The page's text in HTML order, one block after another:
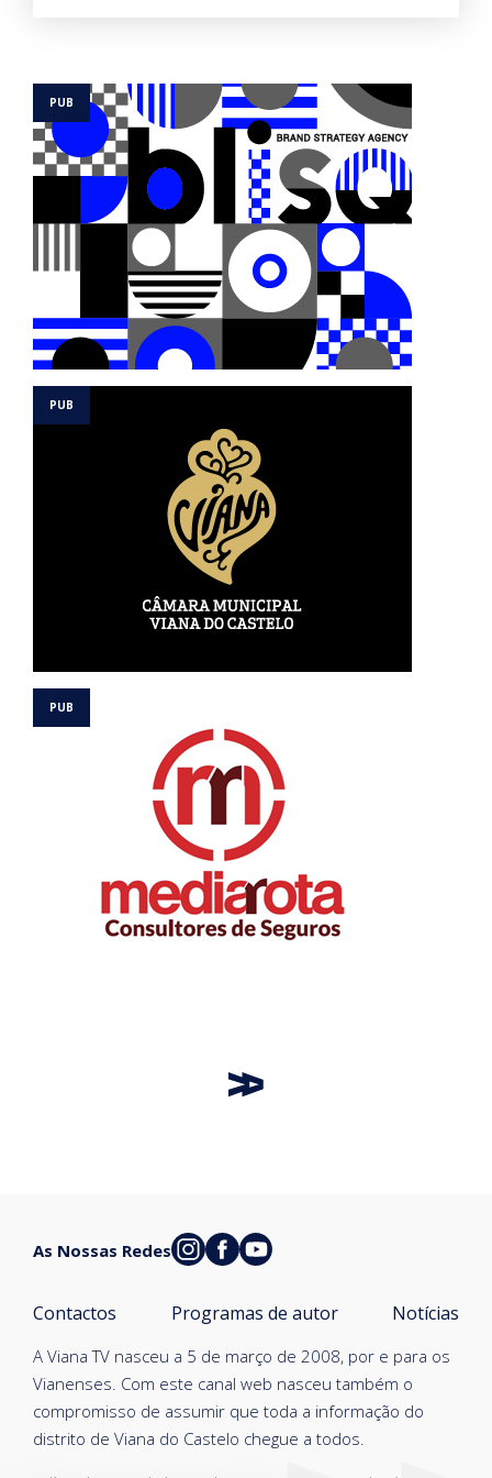
A Viana TV nasceu a 5 de março de 2008, por e para os
Vianenses. Com este canal web nasceu também o
compromisso de assumir que toda a informação do
distrito de Viana do Castelo chegue a todos.
Contactos Programas de autor Notícias
As Nossas Redes